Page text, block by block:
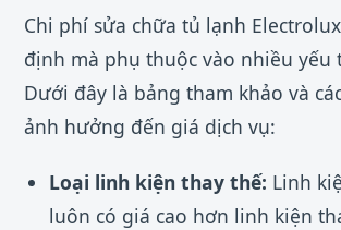
Chi phí sửa chữa tủ lạnh
định mà phụ thuộc vào nhiều yếu
Dưới đây là bảng tham khảo và
ảnh hưởng đến giá dịch vụ:
Loại linh kiện thay thế: Linh
luôn có giá cao hơn linh kiện